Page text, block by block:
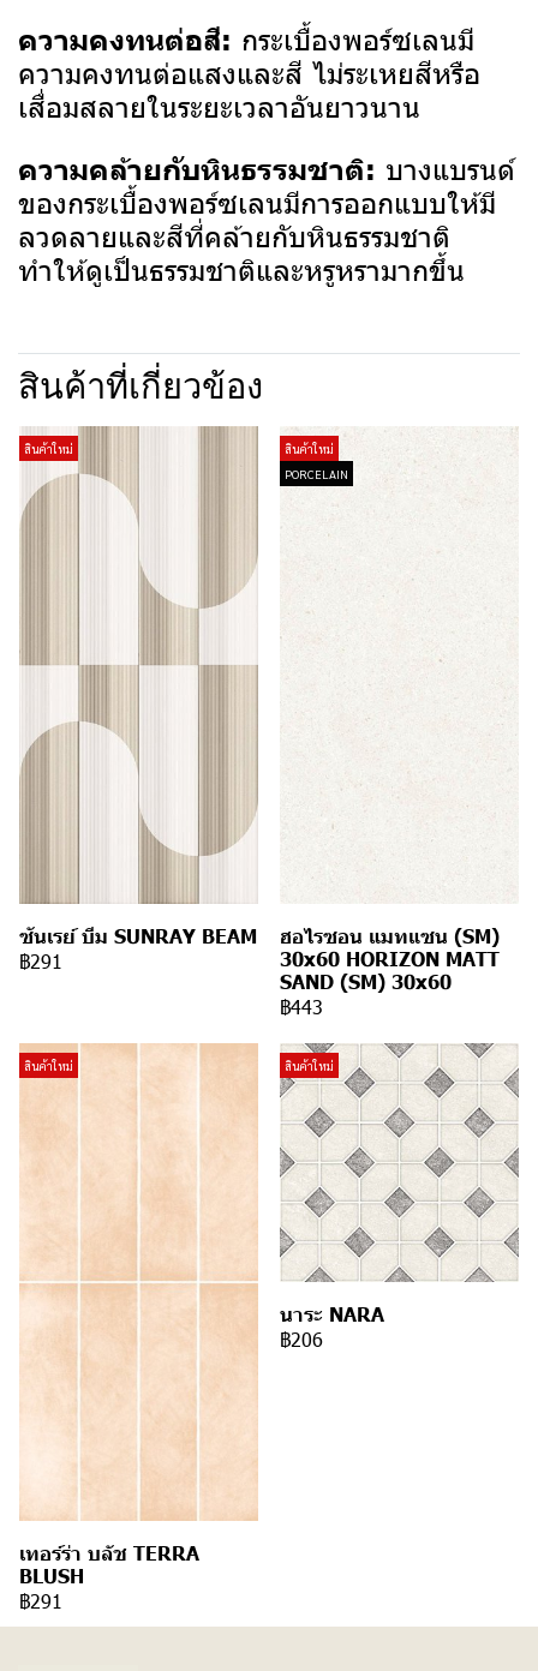
ความคงทนต่อสี: กระเบื้องพอร์ซเลนมี
ความคงทนต่อแสงและสี ไม่ระเหยสีหรือ
เสื่อมสลายในระยะเวลาอันยาวนาน
ความคล้ายกับหินธรรมชาติ: บางแบรนด์
ของกระเบื้องพอร์ซเลนมีการออกแบบให้มี
ลวดลายและสีที่คล้ายกับหินธรรมชาติ
ทำให้ดูเป็นธรรมชาติและหรูหรามากขึ้น
สินค้าที่เกี่ยวข้อง
สินค้าใหม่
ซันเรย์ บีม SUNRAY BEAM
฿291
สินค้าใหม่
PORCELAIN
ฮอไรซอน แมทแซน (SM)
30x60 HORIZON MATT
SAND (SM) 30x60
฿443
สินค้าใหม่
เทอร์ร่า บลัช TERRA
BLUSH
฿291
สินค้าใหม่
นาระ NARA
฿206